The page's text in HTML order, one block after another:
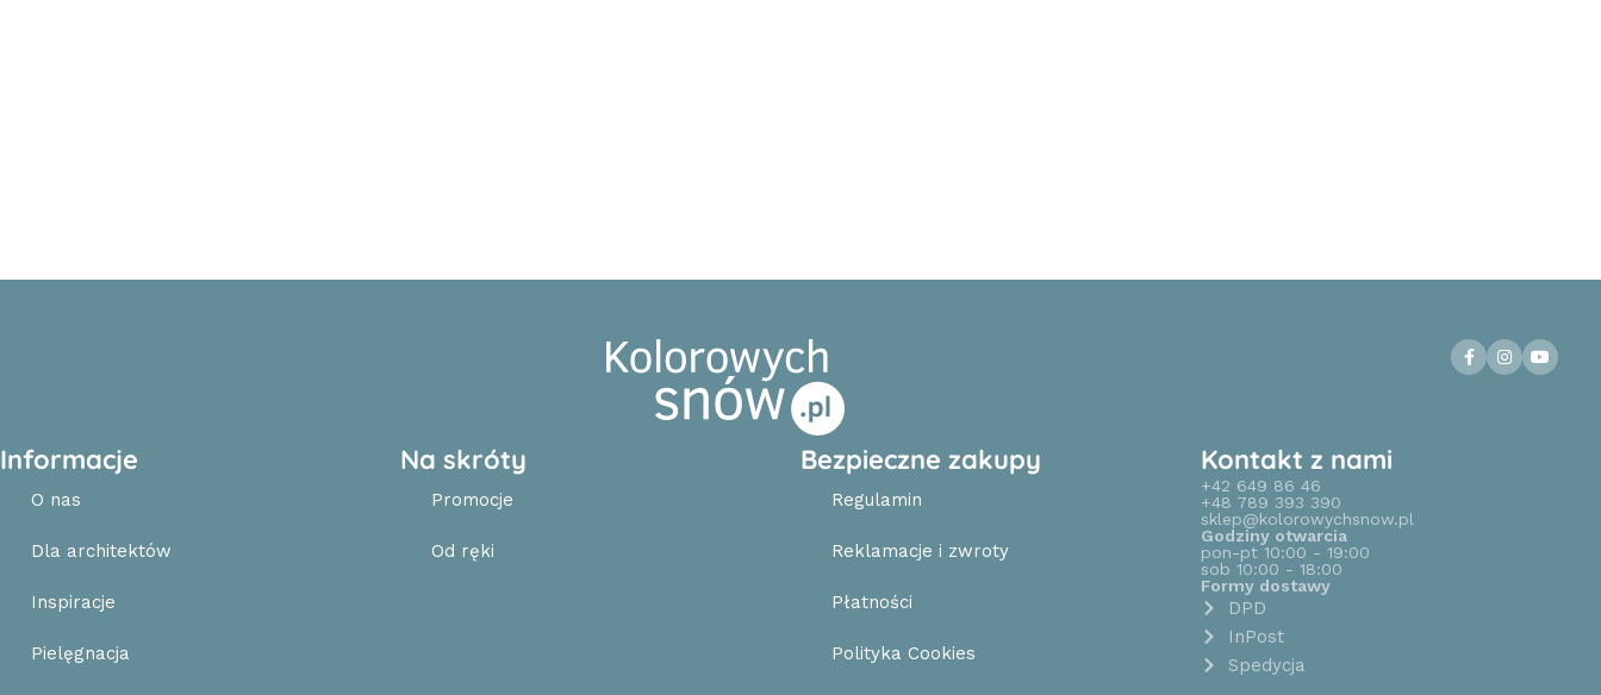
Informacje
O nas
Dla architektów
Inspiracje
Pielęgnacja
Na skróty
Promocje
Od ręki
Bezpieczne zakupy
Regulamin
Reklamacje i zwroty
Płatności
Polityka Cookies
Kontakt z nami
+42 649 86 46
+48 789 393 390
sklep@kolorowychsnow.pl
Godziny otwarcia
pon-pt 10:00 - 19:00
sob 10:00 - 18:00
Formy dostawy
DPD
InPost
Spedycja